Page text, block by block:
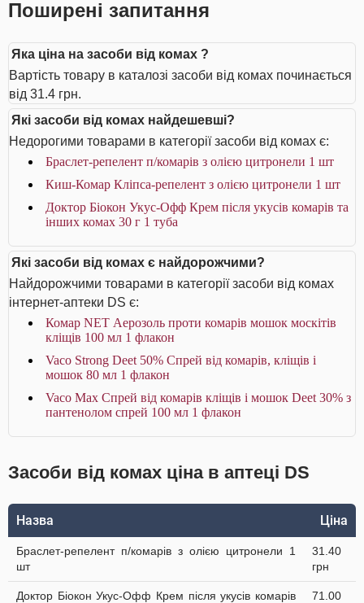
Поширені запитання
Яка ціна на засоби від комах ?
Вартість товару в каталозі засоби від комах починається
від 31.4 грн.
Які засоби від комах найдешевші?
Недорогими товарами в категорії засоби від комах є:
Браслет-репелент п/комарів з олією цитронели 1 шт
Киш-Комар Кліпса-репелент з олією цитронели 1 шт
Доктор Біокон Укус-Офф Крем після укусів комарів та
інших комах 30 г 1 туба
Які засоби від комах є найдорожчими?
Найдорожчими товарами в категорії засоби від комах
інтернет-аптеки DS є:
Комар NET Аерозоль проти комарів мошок москітів
кліщів 100 мл 1 флакон
Vaco Strong Deet 50% Спрей від комарів, кліщів і
мошок 80 мл 1 флакон
Vaco Max Спрей від комарів кліщів і мошок Deet 30% з
пантенолом спрей 100 мл 1 флакон
Засоби від комах ціна в аптеці DS
Назва Ціна
Браслет-репелент п/комарів з олією цитронели 1
шт
31.40
грн
Доктор Біокон Укус-Офф Крем після укусів комарів
71.00